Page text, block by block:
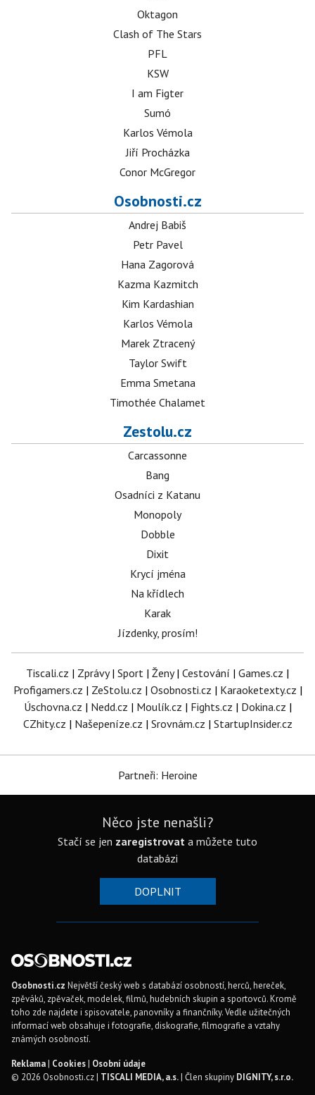
Oktagon
Clash of The Stars
PFL
KSW
I am Figter
Sumó
Karlos Vémola
Jiří Procházka
Conor McGregor
Osobnosti.cz
Andrej Babiš
Petr Pavel
Hana Zagorová
Kazma Kazmitch
Kim Kardashian
Karlos Vémola
Marek Ztracený
Taylor Swift
Emma Smetana
Timothée Chalamet
Zestolu.cz
Carcassonne
Bang
Osadníci z Katanu
Monopoly
Dobble
Dixit
Krycí jména
Na křídlech
Karak
Jízdenky, prosím!
Tiscali.cz | Zprávy| Sport | Ženy| Cestování | Games.cz |
Profigamers.cz | ZeStolu.cz | Osobnosti.cz | Karaoketexty.cz |
Úschovna.cz | Nedd.cz | Moulík.cz | Fights.cz | Dokina.cz |
CZhity.cz | Našepeníze.cz | Srovnám.cz | StartupInsider.cz
Partneři: Heroine
Něco jste nenašli?
Stačí se jen zaregistrovat a můžete tuto
databázi
DOPLNIT
Osobnosti.cz Největší český web s databází osobností, herců, hereček,
zpěváků, zpěvaček, modelek, filmů, hudebních skupin a sportovců. Kromě
toho zde najdete i spisovatele, panovníky a finančníky. Vedle užitečných
informací web obsahuje i fotografie, diskografie, filmografie a vztahy
známých osobností.
Reklama| Cookies| Osobní údaje
© 2026 Osobnosti.cz | TISCALI MEDIA, a.s.| Člen skupiny DIGNITY, s.r.o.